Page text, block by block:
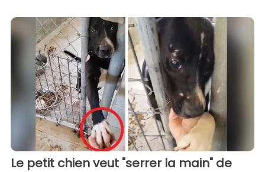
Le petit chien veut "serrer la main" de